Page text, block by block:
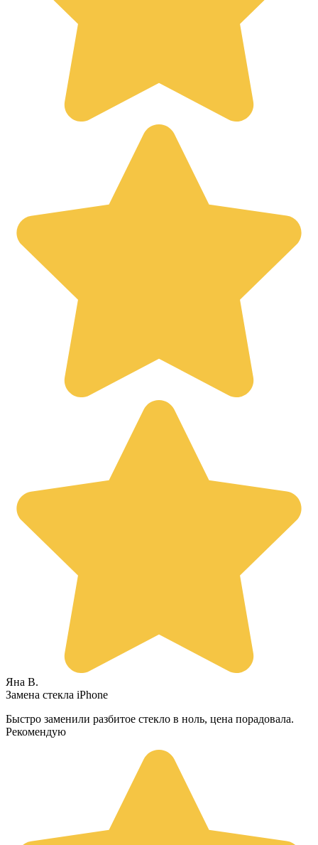
Яна В.
Замена стекла iPhone
Быстро заменили разбитое стекло в ноль, цена порадовала.
Рекомендую